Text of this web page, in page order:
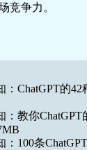
竞争力。
：ChatGPT的42
：教你
100条